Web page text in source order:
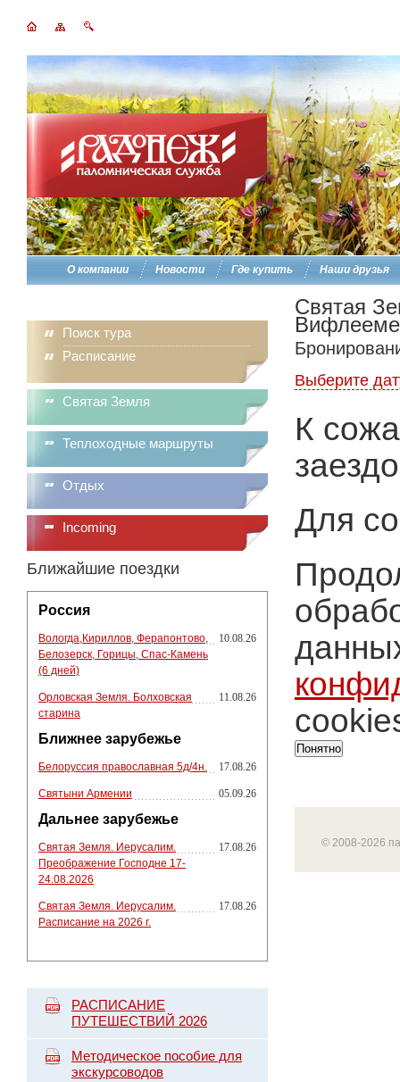
О компании Новости Где купить Наши друзья
Поиск тура
Расписание
Святая Земля
Теплоходные маршруты
Отдых
Incoming
Ближайшие поездки
Россия
Вологда,Кириллов, Ферапонтово,
Белозерск, Горицы, Спас-Камень
(6 дней)
10.08.26
Орловская Земля. Болховская
старина
11.08.26
Ближнее зарубежье
Белоруссия православная 5д/4н. 17.08.26
Святыни Армении 05.09.26
Дальнее зарубежье
Святая Земля. Иерусалим.
Преображение Господне 17-
24.08.2026
17.08.26
Святая Земля. Иерусалим.
Расписание на 2026 г.
17.08.26
РАСПИСАНИЕ
ПУТЕШЕСТВИЙ 2026
Методическое пособие для
экскурсоводов
Святая
Выберите
К
Для
Понятно
© 2008-2026